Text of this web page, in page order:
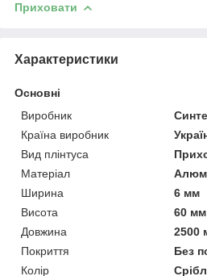
Приховати
Характеристики
Основні
Виробник
Країна виробник
Вид плінтуса
Матеріал
Ширина
6 мм
Висота
60 мм
Довжина
2500
Покриття
Без
Колір